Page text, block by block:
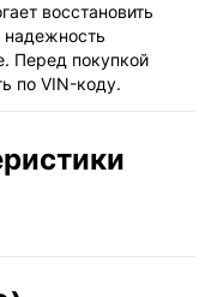
восстановить
надежность
Перед покупкой
по VIN-коду.